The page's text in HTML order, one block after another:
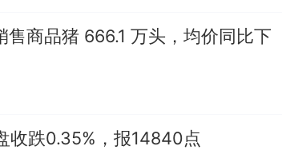
商品猪 666.1 万头，均价同比下
收跌0.35%，报14840点